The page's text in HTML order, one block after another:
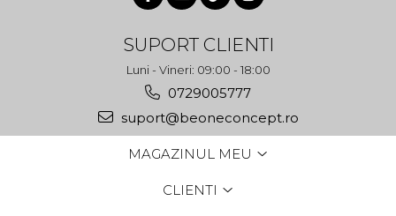
SUPORT CLIENTI
Luni - Vineri: 09:00 - 18:00
0729005777
suport@beoneconcept.ro
MAGAZINUL MEU
CLIENTI